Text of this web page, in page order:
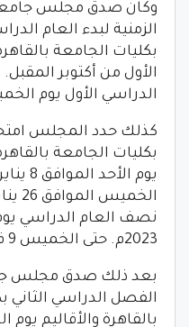
وكان صدق مجلس جامعة
بكليات الجامعة
الأول من أكتوبر
الدراسي الأول يوم الخميس
كذلك حدد المجلس
بكليات الجامعة
2023م. حتى الخميس 9 فبراير 2023 م.
بعد ذلك صدق مجلس
الفصل الدراسي الثاني